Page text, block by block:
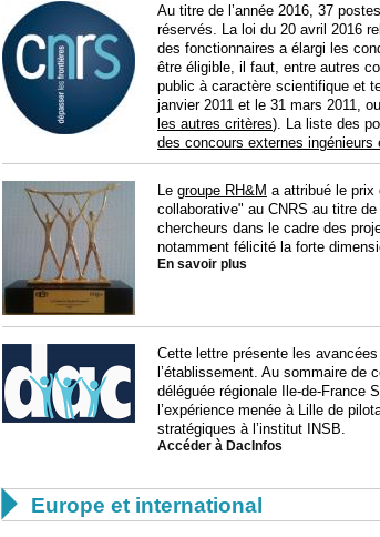
Au titre de l’année 2016, 37
réservés. La loi du 20 avril 2016
des fonctionnaires a élargi les
être éligible, il faut, entre autres
public à caractère scientifique et
janvier 2011 et le 31 mars 2011,
les autres critères). La liste des
des concours externes ingénieurs
Le groupe RH&M a attribué le prix
collaborative" au CNRS au titre
chercheurs dans le cadre des
notamment félicité la forte
En savoir plus
Cette lettre présente les
l’établissement. Au sommaire de
déléguée régionale Ile-de-France
l’expérience menée à Lille de
stratégiques à l’institut INSB.
Accéder à DacInfos
 Europe et international